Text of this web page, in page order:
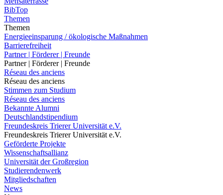
BibTop
Themen
Themen
Energieeinsparung / ökologische Maßnahmen
Barrierefreiheit
Partner | Förderer | Freunde
Partner | Förderer | Freunde
Réseau des anciens
Réseau des anciens
Stimmen zum Studium
Réseau des anciens
Bekannte Alumni
Deutschlandstipendium
Freundeskreis Trierer Universität e.V.
Freundeskreis Trierer Universität e.V.
Geförderte Projekte
Wissenschaftsallianz
Universität der Großregion
Studierendenwerk
Mitgliedschaften
News